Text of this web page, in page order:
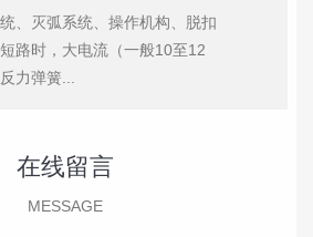
、灭弧系统、操作机构、脱扣
路时，大电流（一般10至12
力弹簧...
在线留言
MESSAGE